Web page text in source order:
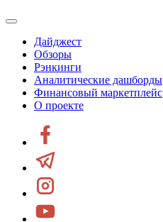
Дайджест
Обзоры
Рэнкинги
Аналитические дашборды
Финансовый маркетплейс
О проекте